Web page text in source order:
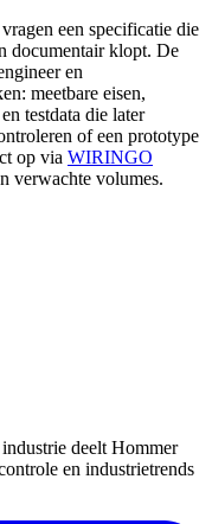
een specificatie die
documentair klopt. De
en
meetbare eisen,
testdata die later
of een prototype
op via WIRINGO
verwachte volumes.
deelt Hommer
en industrietrends